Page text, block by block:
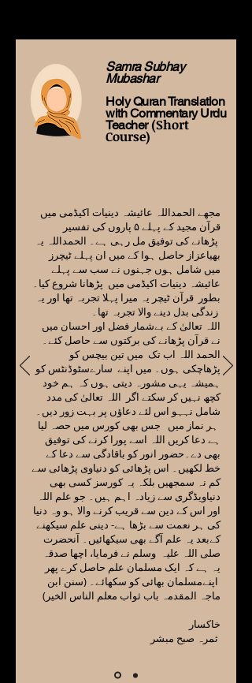
Samra Subhay
Mubashar
Holy Quran Translation
with Commentary Urdu
Teacher (Short
Course)
مجھے الحمداللہ عائیشہ دینیات اکیڈمی میں
قرآن مجید کے پہلے
۵ پاروں کی تفسیر
پڑھانے کی توفیق مل رہی ہے۔ الحمداللہ یہ
بھیاعزاز حاصل ہوا کے میں ان پہلے ٹیچرز
میں شامل ہوں جہنوں نے سب سے پہلے
عائیشہ دینیات اکیڈمی میں پڑھانا شروع کیا۔
بطور قرآن ٹیچر یہ میرا پہلا تجربہ تھا اور یہ
اللہ تعالیٰ کے بےشمار فضل اور احسان میں
نے قرآن پڑھانے کی برکتوں سے حاصل کئے۔
الحمد اللہ اب تک میں تین بیچس کو
پڑھاچکی ہوں۔ میں اپنے سارےسٹوڈنٹس کو
ہمیشہ یہی مشورہ دیتی ہوں کہ ہم خود
کچھ نہیں کر سکتے اگر اللہ تعالیٰ کی مدد
شامل نہہو اس لئے دعاؤں پر بہت زور دیں۔
ہر نماز میں جس بھی کورس میں حصہ لیا
ہے دعا کریں اللہ اسے پورا کرنے کی توفیق
بھی دے۔حضور انور کو باقادگی سے دعا کے
خط لکھیں۔ اس پڑھائی کو دنیاوی پڑھائی سے
کم نہ سمجھیں بلکہ یہ کورسز کسی بھی
دنیاویڈگری سے زیادہ اہم ہیں۔ جو علم اللہ
اور اس کے دین سے قریب کرنے والا ہو وہ دنیا
کی ہر نعمت سے بڑھا ہے- دینی علم سیکھنے
کےبعد یہ علم آگے بھی سیکھائیں۔ آنحضرت
صلی اللہ علیہ وسلم نے فرمایا، اچھا صدقہ
یہ ہے کہ ایک مسلمان علم حاصل کرے پھر
اپنےمسلمان بھائی کو سکھائے۔ (سنن ابن
ماجہ المقدمہ باب ثواب معلم الناس الخیر)
خاکسار